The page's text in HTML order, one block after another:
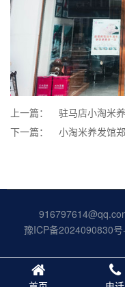
上一篇：
驻马店小淘米
下一篇：
小淘米养发馆
豫ICP备2024090830号